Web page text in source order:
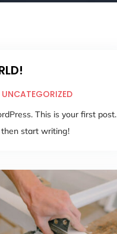
UNCATEGORIZED
This is your first post.
start writing!